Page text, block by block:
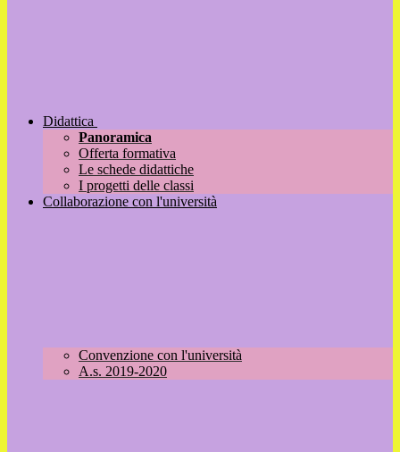
Didattica
Panoramica
Offerta formativa
Le schede didattiche
I progetti delle classi
Collaborazione con l'università
Convenzione con l'università
A.s. 2019-2020